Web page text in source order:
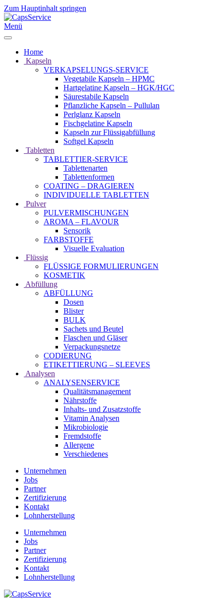
Zum Hauptinhalt springen
Menü
Home
Kapseln
VERKAPSELUNGS-SERVICE
Vegetabile Kapseln – HPMC
Hartgelatine Kapseln – HGK/HGC
Säurestabile Kapseln
Pflanzliche Kapseln – Pullulan
Perlglanz Kapseln
Fischgelatine Kapseln
Kapseln zur Flüssigabfüllung
Softgel Kapseln
Tabletten
TABLETTIER-SERVICE
Tablettenarten
Tablettenformen
COATING – DRAGIEREN
INDIVIDUELLE TABLETTEN
Pulver
PULVERMISCHUNGEN
AROMA – FLAVOUR
Sensorik
FARBSTOFFE
Visuelle Evaluation
Flüssig
FLÜSSIGE FORMULIERUNGEN
KOSMETIK
Abfüllung
ABFÜLLUNG
Dosen
Blister
BULK
Sachets und Beutel
Flaschen und Gläser
Verpackungsnetze
CODIERUNG
ETIKETTIERUNG – SLEEVES
Analysen
ANALYSENSERVICE
Qualitätsmanagement
Nährstoffe
Inhalts- und Zusatzstoffe
Vitamin Analysen
Mikrobiologie
Fremdstoffe
Allergene
Verschiedenes
Unternehmen
Jobs
Partner
Zertifizierung
Kontakt
Lohnherstellung
Unternehmen
Jobs
Partner
Zertifizierung
Kontakt
Lohnherstellung